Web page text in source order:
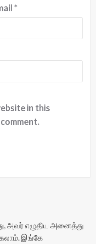
*
in this
அவர் எழுதிய அனைத்து
இங்கே